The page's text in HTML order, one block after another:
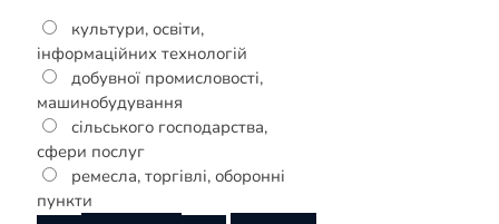
культури, освіти,
інформаційних технологій
добувної промисловості,
машинобудування
сільського господарства,
сфери послуг
ремесла, торгівлі, оборонні
пункти